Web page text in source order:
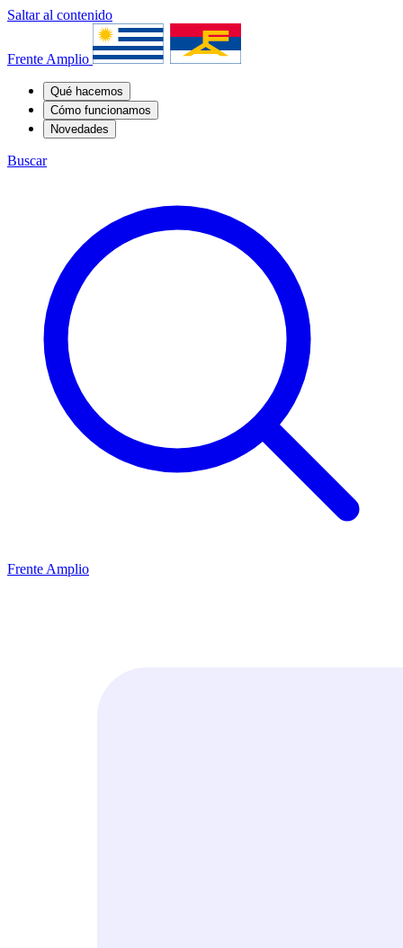
Saltar al contenido
Frente Amplio
Qué hacemos
Cómo funcionamos
Novedades
Buscar
Frente Amplio